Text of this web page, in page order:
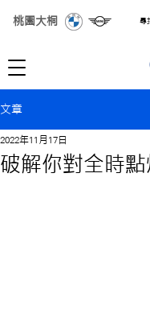
桃園大桐 尋
文章
破解你對全時
2022年11月17日